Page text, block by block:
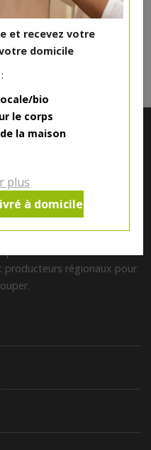
et recevez votre
domicile
bio
le corps
la maison
plus
à domicile
...
producteurs régionaux pour